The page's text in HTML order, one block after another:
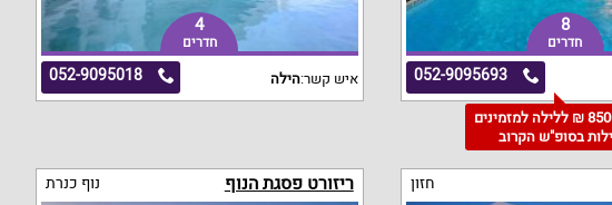
8
חדרים
052-9095693
החל מ8500 ₪ ללילה למזמינים
4
חדרים
052-9095018 איש קשר:הילה
חזון ריזורט פסגת הנוף נוף כנרת